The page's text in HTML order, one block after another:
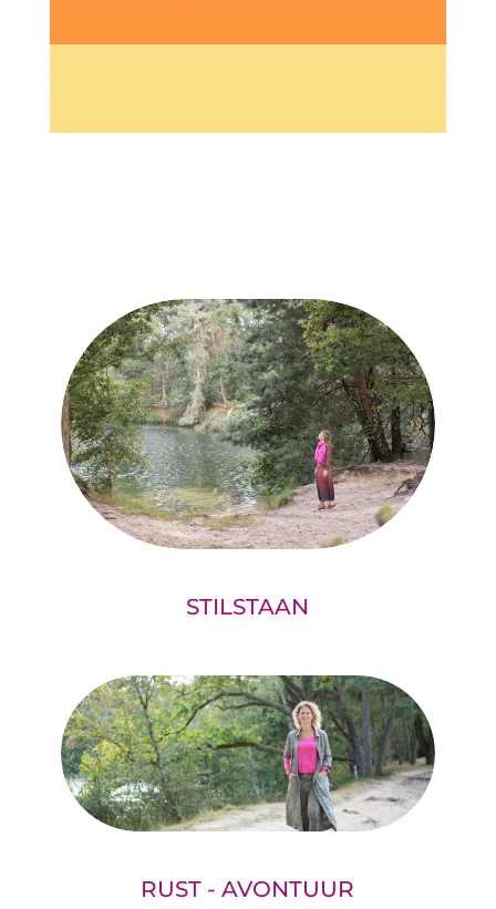
STILSTAAN
RUST - AVONTUUR